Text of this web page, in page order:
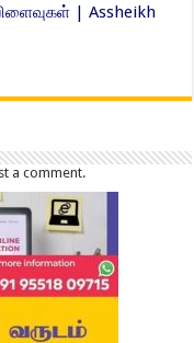
| Assheikh
a comment.